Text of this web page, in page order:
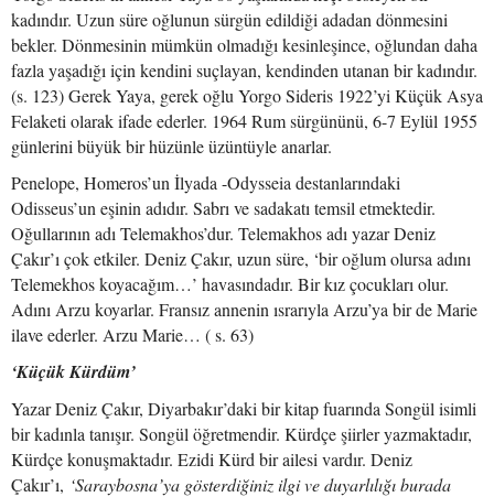
kadındır. Uzun süre oğlunun sürgün edildiği adadan dönmesini
bekler. Dönmesinin mümkün olmadığı kesinleşince, oğlundan daha
fazla yaşadığı için kendini suçlayan, kendinden utanan bir kadındır.
(s. 123) Gerek Yaya, gerek oğlu Yorgo Sideris 1922’yi Küçük Asya
Felaketi olarak ifade ederler. 1964 Rum sürgününü, 6-7 Eylül 1955
günlerini büyük bir hüzünle üzüntüyle anarlar.
Penelope, Homeros’un İlyada -Odysseia destanlarındaki
Odisseus’un eşinin adıdır. Sabrı ve sadakatı temsil etmektedir.
Oğullarının adı Telemakhos’dur. Telemakhos adı yazar Deniz
Çakır’ı çok etkiler. Deniz Çakır, uzun süre, ‘bir oğlum olursa adını
Telemekhos koyacağım…’ havasındadır. Bir kız çocukları olur.
Adını Arzu koyarlar. Fransız annenin ısrarıyla Arzu’ya bir de Marie
ilave ederler. Arzu Marie… ( s. 63)
‘Küçük Kürdüm’
Yazar Deniz Çakır, Diyarbakır’daki bir kitap fuarında Songül isimli
bir kadınla tanışır. Songül öğretmendir. Kürdçe şiirler yazmaktadır,
Kürdçe konuşmaktadır. Ezidi Kürd bir ailesi vardır. Deniz
Çakır’ı, ‘Saraybosna’ya gösterdiğiniz ilgi ve duyarlılığı burada